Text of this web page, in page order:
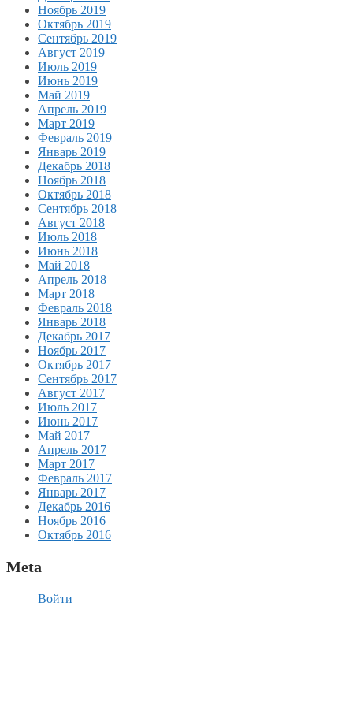
Ноябрь 2019
Октябрь 2019
Сентябрь 2019
Август 2019
Июль 2019
Июнь 2019
Май 2019
Апрель 2019
Март 2019
Февраль 2019
Январь 2019
Декабрь 2018
Ноябрь 2018
Октябрь 2018
Сентябрь 2018
Август 2018
Июль 2018
Июнь 2018
Май 2018
Апрель 2018
Март 2018
Февраль 2018
Январь 2018
Декабрь 2017
Ноябрь 2017
Октябрь 2017
Сентябрь 2017
Август 2017
Июль 2017
Июнь 2017
Май 2017
Апрель 2017
Март 2017
Февраль 2017
Январь 2017
Декабрь 2016
Ноябрь 2016
Октябрь 2016
Meta
Войти